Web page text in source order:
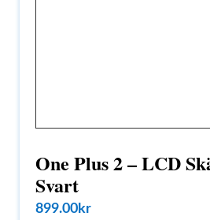
One Plus 2 – LCD
Svart
899.00kr